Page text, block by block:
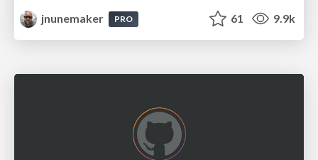
jnunemaker
PRO 61 9.9k